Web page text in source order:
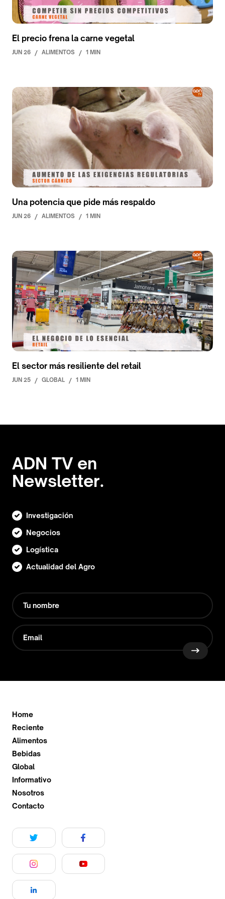
El precio frena la carne vegetal
JUN 26 / ALIMENTOS / 1 MIN
Una potencia que pide más respaldo
JUN 26 / ALIMENTOS / 1 MIN
El sector más resiliente del retail
JUN 25 / GLOBAL / 1 MIN
ADN TV en
Newsletter.
Investigación
Negocios
Logística
Actualidad del Agro
Home
Reciente
Alimentos
Bebidas
Global
Informativo
Nosotros
Contacto